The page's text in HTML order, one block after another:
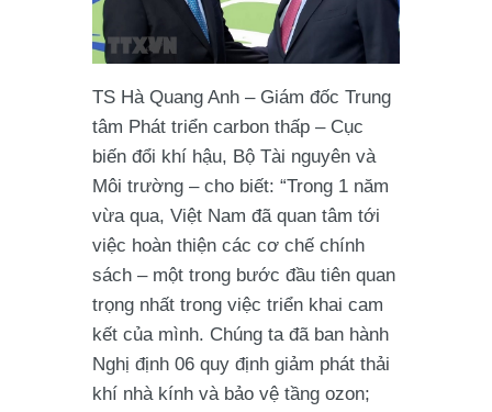
TS Hà Quang Anh – Giám đốc Trung
tâm Phát triển carbon thấp – Cục
biến đổi khí hậu, Bộ Tài nguyên và
Môi trường – cho biết: “Trong 1 năm
vừa qua, Việt Nam đã quan tâm tới
việc hoàn thiện các cơ chế chính
sách – một trong bước đầu tiên quan
trọng nhất trong việc triển khai cam
kết của mình. Chúng ta đã ban hành
Nghị định 06 quy định giảm phát thải
khí nhà kính và bảo vệ tầng ozon;